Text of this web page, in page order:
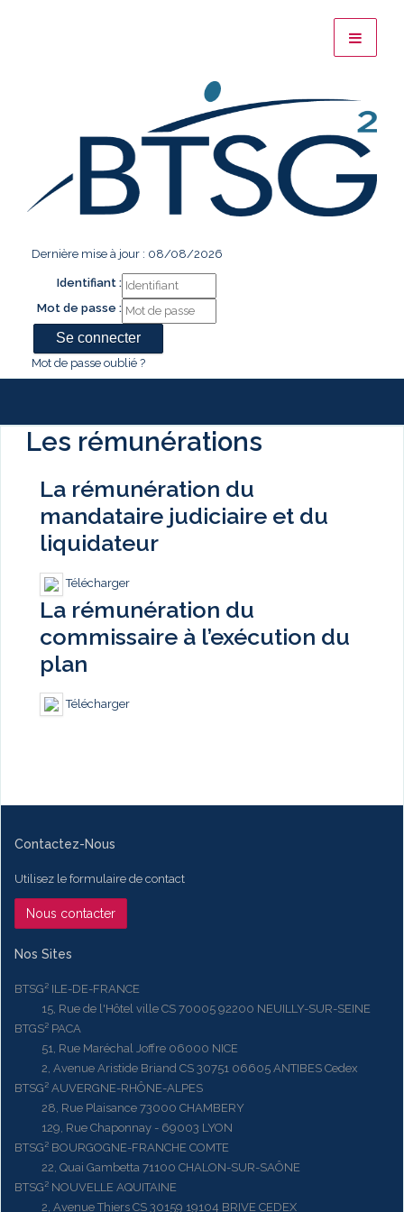
Dernière mise à jour : 08/08/2026
Identifiant :
Mot de passe :
Mot de passe oublié ?
Les rémunérations
La rémunération du
mandataire judiciaire et du
liquidateur
Télécharger
La rémunération du
commissaire à l’exécution du
plan
Télécharger
Contactez-Nous
Utilisez le formulaire de contact
Nous contacter
Nos Sites
BTSG² ILE-DE-FRANCE
15, Rue de l'Hôtel ville CS 70005 92200 NEUILLY-SUR-SEINE
BTGS² PACA
51, Rue Maréchal Joffre 06000 NICE
2, Avenue Aristide Briand CS 30751 06605 ANTIBES Cedex
BTSG² AUVERGNE-RHÔNE-ALPES
28, Rue Plaisance 73000 CHAMBERY
129, Rue Chaponnay - 69003 LYON
BTSG² BOURGOGNE-FRANCHE COMTE
22, Quai Gambetta 71100 CHALON-SUR-SAÔNE
BTSG² NOUVELLE AQUITAINE
2, Avenue Thiers CS 30159 19104 BRIVE CEDEX